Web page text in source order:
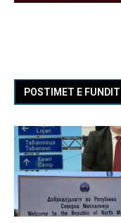
POSTIMET E FUNDIT